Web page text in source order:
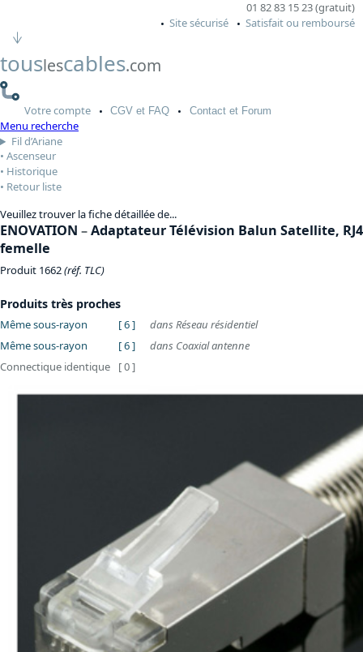
01 82 83 15 23 (gratuit)
Site sécurisé
Satisfait ou remboursé
touslescables.com
Votrecompte CGV et FAQ Contactet Forum
Menu recherche
Fil d’Ariane
Ascenseur
Historique
Retour liste
Veuillez trouver la fiche détaillée de...
ENOVATION –Adaptateur Télévision Balun Satellite,
femelle
Produit 1662(réf. TLC)
Produits très proches
Même sous-rayon [ 6 ]
dans Réseau résidentiel
Même sous-rayon
[ 6 ]
dans Coaxial antenne
Connectique identique
[ 0 ]